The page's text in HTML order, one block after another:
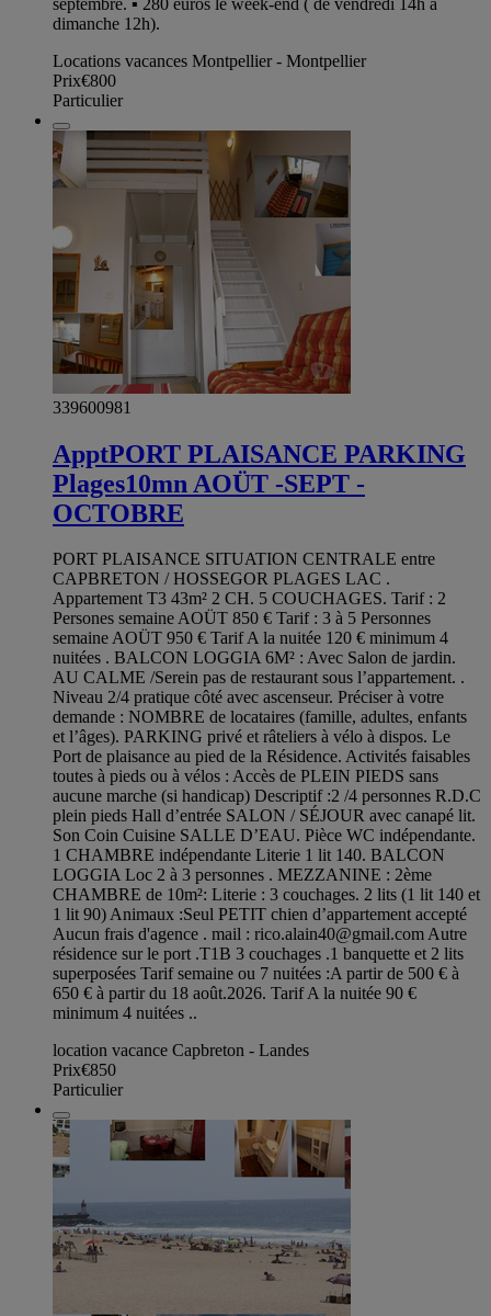
dimanche 12h).
Locations vacances Montpellier - Montpellier
Prix€800
Particulier
339600981
ApptPORT PLAISANCE PARKING
Plages10mn AOÜT -SEPT -
OCTOBRE
PORT PLAISANCE SITUATION CENTRALE entre
CAPBRETON / HOSSEGOR PLAGES LAC .
Appartement T3 43m² 2 CH. 5 COUCHAGES. Tarif : 2
Persones semaine AOÜT 850 € Tarif : 3 à 5 Personnes
semaine AOÜT 950 € Tarif A la nuitée 120 € minimum 4
nuitées . BALCON LOGGIA 6M² : Avec Salon de jardin.
AU CALME /Serein pas de restaurant sous l’appartement. .
Niveau 2/4 pratique côté avec ascenseur. Préciser à votre
demande : NOMBRE de locataires (famille, adultes, enfants
et l’âges). PARKING privé et râteliers à vélo à dispos. Le
Port de plaisance au pied de la Résidence. Activités faisables
toutes à pieds ou à vélos : Accès de PLEIN PIEDS sans
aucune marche (si handicap) Descriptif :2 /4 personnes R.D.C
plein pieds Hall d’entrée SALON / SÉJOUR avec canapé lit.
Son Coin Cuisine SALLE D’EAU. Pièce WC indépendante.
1 CHAMBRE indépendante Literie 1 lit 140. BALCON
LOGGIA Loc 2 à 3 personnes . MEZZANINE : 2ème
CHAMBRE de 10m²: Literie : 3 couchages. 2 lits (1 lit 140 et
1 lit 90) Animaux :Seul PETIT chien d’appartement accepté
Aucun frais d'agence . mail : rico.alain40@gmail.comAutre
résidence sur le port .T1B 3 couchages .1 banquette et 2 lits
superposées Tarif semaine ou 7 nuitées :A partir de 500 € à
650 € à partir du 18 août.2026. Tarif A la nuitée 90 €
minimum 4 nuitées ..
location vacance Capbreton - Landes
Prix€850
Particulier